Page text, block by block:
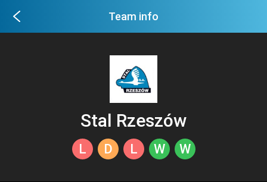
Team info
Stal Rzeszów
L D L W W